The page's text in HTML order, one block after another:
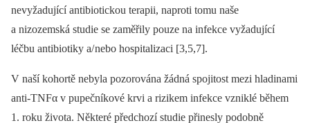
nevyžadující antibio­tickou terapii, naproti tomu naše
a nizozemská studie se zaměřily pouze na infekce vyžadující
léčbu antibio­tiky a/nebo hospitalizaci [3,5,7].
V naší kohortě nebyla pozorována žádná spojitost mezi hladinami
anti-TNFα v pupečníkové krvi a rizikem infekce vzniklé během
1. roku života. Ně­kte­ré předchozí studie přinesly podobně